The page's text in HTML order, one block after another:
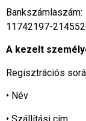
Bankszámlaszám:
11742197-
A kezelt
Regisztrációs
• Név
• Szállítási cím